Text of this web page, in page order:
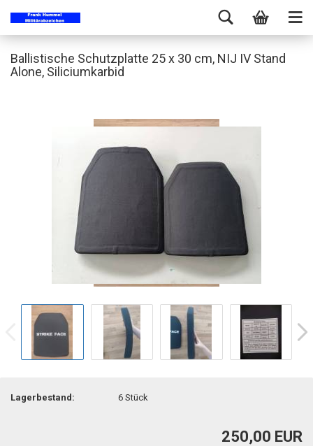
Ballistische Schutzplatte 25 x 30 cm, NIJ IV Stand
Alone, Siliciumkarbid
Lagerbestand: 6Stück
250,00 EUR